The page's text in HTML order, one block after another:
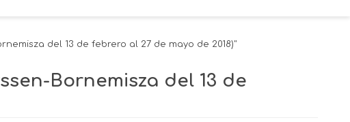
del 13 de febrero al 27 de mayo de 2018)"
Bornemisza del 13 de